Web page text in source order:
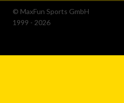
© MaxFun Sports GmbH
1999 - 2026
Verwendung reduzierter Daten
Werbeanzeigen